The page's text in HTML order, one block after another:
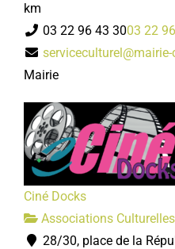
km
03 22 96 43 3003 22
Mairie
Ciné Docks
Associations Culturelles
28/30, place de la